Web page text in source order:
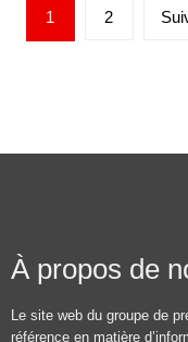
1 2
À propos de
Le site web du groupe de
référence en matière